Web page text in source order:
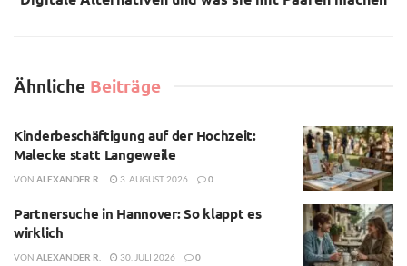
Ähnliche Beiträge
Kinderbeschäftigung auf der Hochzeit:
Malecke statt Langeweile
VON ALEXANDER R. 3. AUGUST 2026 0
Partnersuche in Hannover: So klappt es
wirklich
VON ALEXANDER R. 30. JULI 2026 0